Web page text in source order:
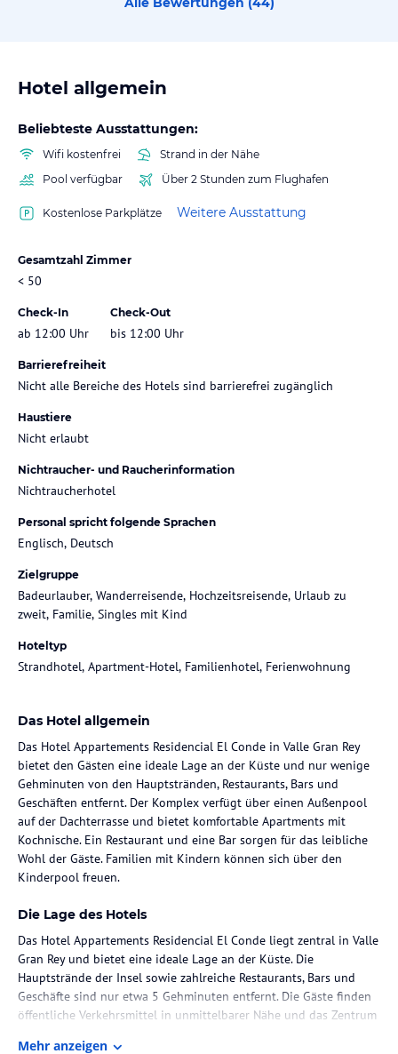
Hotel allgemein
Beliebteste Ausstattungen:
Wifi kostenfrei
Strand in der Nähe
Pool verfügbar
Über 2 Stunden zum Flughafen
Kostenlose Parkplätze Weitere Ausstattung
Gesamtzahl Zimmer
< 50
Check-In
ab 12:00 Uhr
Check-Out
bis 12:00 Uhr
Barrierefreiheit
Nicht alle Bereiche des Hotels sind barrierefrei zugänglich
Haustiere
Nicht erlaubt
Nichtraucher- und Raucherinformation
Nichtraucherhotel
Personal spricht folgende Sprachen
Englisch, Deutsch
Zielgruppe
Badeurlauber, Wanderreisende, Hochzeitsreisende, Urlaub zu
zweit, Familie, Singles mit Kind
Hoteltyp
Strandhotel, Apartment-Hotel, Familienhotel, Ferienwohnung
Das Hotel allgemein
Das Hotel Appartements Residencial El Conde in Valle Gran Rey
bietet den Gästen eine ideale Lage an der Küste und nur wenige
Gehminuten von den Hauptstränden, Restaurants, Bars und
Geschäften entfernt. Der Komplex verfügt über einen Außenpool
auf der Dachterrasse und bietet komfortable Apartments mit
Kochnische. Ein Restaurant und eine Bar sorgen für das leibliche
Wohl der Gäste. Familien mit Kindern können sich über den
Kinderpool freuen.
Die Lage des Hotels
Das Hotel Appartements Residencial El Conde liegt zentral in Valle
Gran Rey und bietet eine ideale Lage an der Küste. Die
Hauptstrände der Insel sowie zahlreiche Restaurants, Bars und
Geschäfte sind nur etwa 5 Gehminuten entfernt. Die Gäste finden
öffentliche Verkehrsmittel in unmittelbarer Nähe und das Zentrum
Mehr anzeigen